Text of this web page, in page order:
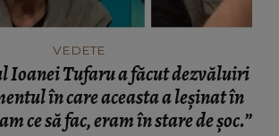
VEDETE
Ioanei Tufaru a făcut dezvăluiri
în care aceasta a leșinat în
ce să fac, eram în stare de șoc.”